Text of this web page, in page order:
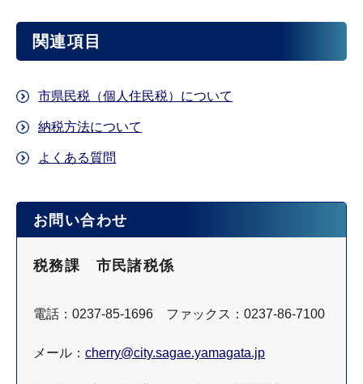
関連項目
市県民税（個人住民税）について
納税方法について
よくある質問
お問い合わせ
税務課 市民諸税係
電話：0237-85-1696 ファックス：0237-86-7100
メール： cherry@city.sagae.yamagata.jp